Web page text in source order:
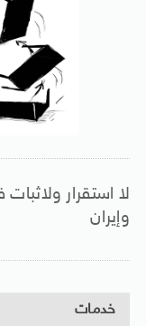
لا استقرار
وإيران
خدمات